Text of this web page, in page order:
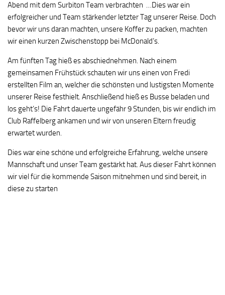
Abend mit dem Surbiton Team verbrachten …Dies war ein
erfolgreicher und Team stärkender letzter Tag unserer Reise. Doch
bevor wir uns daran machten, unsere Koffer zu packen, machten
wir einen kurzen Zwischenstopp bei McDonald’s.
Am fünften Tag hieß es abschiednehmen. Nach einem
gemeinsamen Frühstück schauten wir uns einen von Fredi
erstellten Film an, welcher die schönsten und lustigsten Momente
unserer Reise festhielt. Anschließend hieß es Busse beladen und
los geht’s! Die Fahrt dauerte ungefähr 9 Stunden, bis wir endlich im
Club Raffelberg ankamen und wir von unseren Eltern freudig
erwartet wurden.
Dies war eine schöne und erfolgreiche Erfahrung, welche unsere
Mannschaft und unser Team gestärkt hat. Aus dieser Fahrt können
wir viel für die kommende Saison mitnehmen und sind bereit, in
diese zu starten